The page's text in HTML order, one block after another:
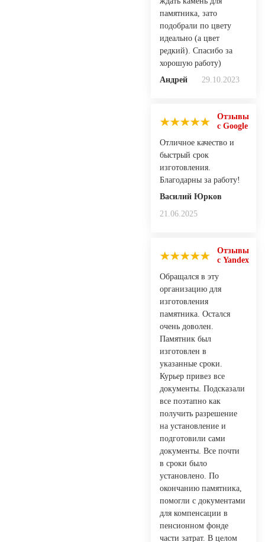
памятника, зато
подобрали по цвету
идеально (а цвет
редкий). Спасибо за
хорошую работу)
Андрей
29.10.2023
Отзывы
с Google
Отличное качество и
быстрый срок
изготовления.
Благодарны за работу!
Василий Юрков
21.06.2025
Отзывы
с Yandex
Обращался в эту
организацию для
изготовления
памятника. Остался
очень доволен.
Памятник был
изготовлен в
указанные сроки.
Курьер привез все
документы. Подсказали
все поэтапно как
получить разрешение
на установление и
подготовили сами
документы. Все почти
в сроки было
установлено. По
окончанию памятника,
помогли с документами
для компенсации в
пенсионном фонде
части затрат. В целом